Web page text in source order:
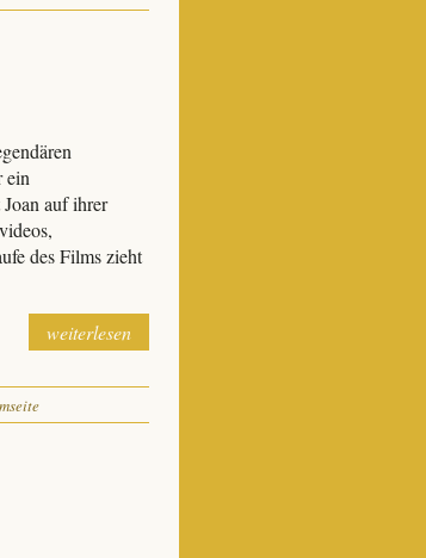
ein
auf ihrer
des Films zieht
weiterlesen